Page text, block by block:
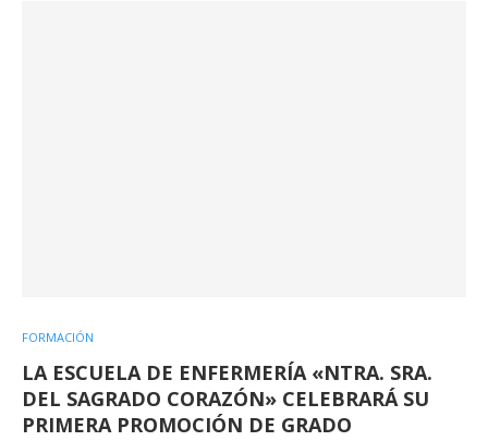
FORMACIÓN
LA ESCUELA DE ENFERMERÍA «NTRA. SRA.
DEL SAGRADO CORAZÓN» CELEBRARÁ SU
PRIMERA PROMOCIÓN DE GRADO